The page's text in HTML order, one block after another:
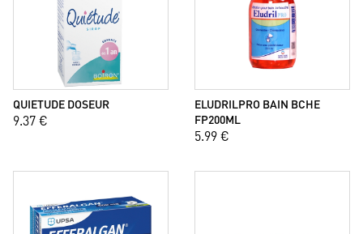
QUIETUDE DOSEUR
9.37 €
ELUDRILPRO BAIN BCHE
FP200ML
5.99 €